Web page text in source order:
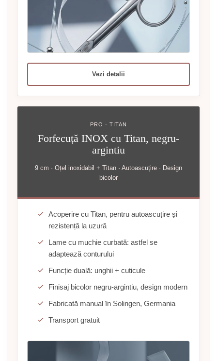
Vezi detalii
PRO · TITAN
Forfecuță INOX cu Titan, negru-
argintiu
9 cm · Oțel inoxidabil + Titan · Autoascuțire · Design
bicolor
Acoperire cu Titan, pentru autoascuțire și
rezistență la uzură
Lame cu muchie curbată: astfel se
adaptează conturului
Funcție duală: unghii + cuticule
Finisaj bicolor negru-argintiu, design modern
Fabricată manual în Solingen, Germania
Transport gratuit